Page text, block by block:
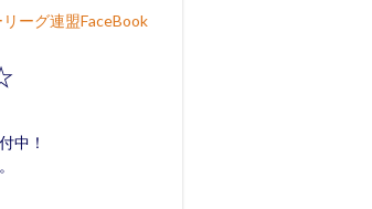
ーグ連盟FaceBook
中！